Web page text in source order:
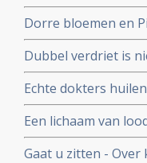
Dorre bloemen en
van haar man
gezin. Auteur Lieve
Dubbel verdriet is
schreeef zij een
Echte dokters
werd van arts
veranderd
Een lichaam van
Derde druk.
Gaat u zitten -